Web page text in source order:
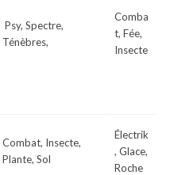
Psy, Spectre,
Ténèbres,
Comba
t, Fée,
Insecte
Combat, Insecte,
Plante, Sol
Électrik
, Glace,
Roche